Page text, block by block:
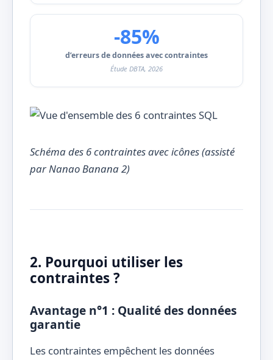
-85%
d’erreurs de données avec contraintes
Étude DBTA, 2026
Schéma des 6 contraintes avec icônes (assisté
par Nanao Banana 2)
2. Pourquoi utiliser les
contraintes ?
Avantage n°1 : Qualité des données
garantie
Les contraintes empêchent les données